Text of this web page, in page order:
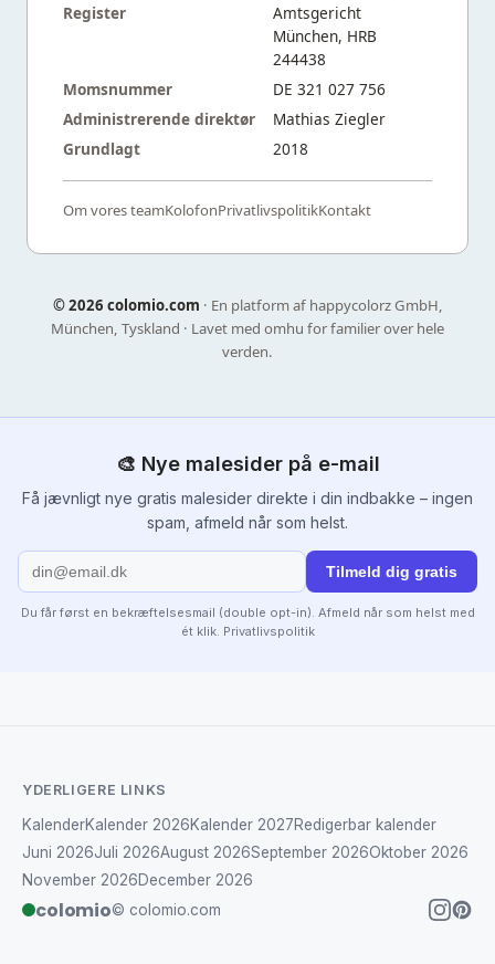
Register
Amtsgericht
München, HRB
244438
Momsnummer
DE 321 027 756
Administrerende direktør
Mathias Ziegler
Grundlagt
2018
Om vores teamKolofonPrivatlivspolitikKontakt
©2026 colomio.com · En platform af happycolorz GmbH,
München, Tyskland · Lavet med omhu for familier over hele
verden.
🎨 Nye malesider på e-mail
Få jævnligt nye gratis malesider direkte i din indbakke – ingen
spam, afmeld når som helst.
Tilmeld dig gratis
Du får først en bekræftelsesmail (double opt-in). Afmeld når som helst med
ét klik. Privatlivspolitik
YDERLIGERE LINKS
KalenderKalender 2026Kalender 2027Redigerbar kalender
Juni 2026Juli 2026August 2026September 2026Oktober 2026
November 2026December 2026
colomio© colomio.com